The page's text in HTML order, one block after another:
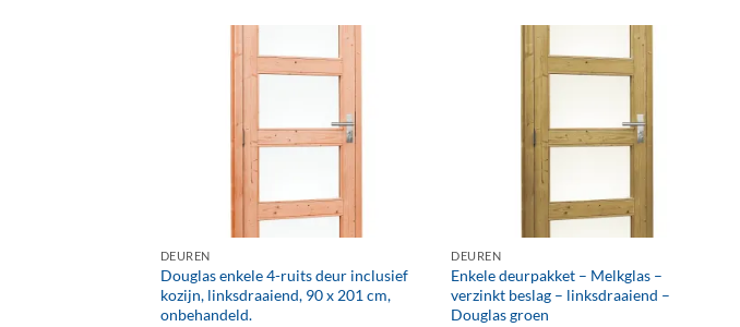
DEUREN
Douglas enkele 4-ruits deur inclusief
kozijn, linksdraaiend, 90 x 201 cm,
onbehandeld.
DEUREN
Enkele deurpakket – Melkglas –
verzinkt beslag – linksdraaiend –
Douglas groen